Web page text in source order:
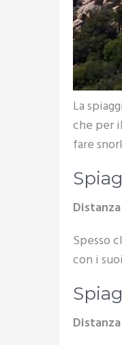
La
che per il
fare
Spesso
con i